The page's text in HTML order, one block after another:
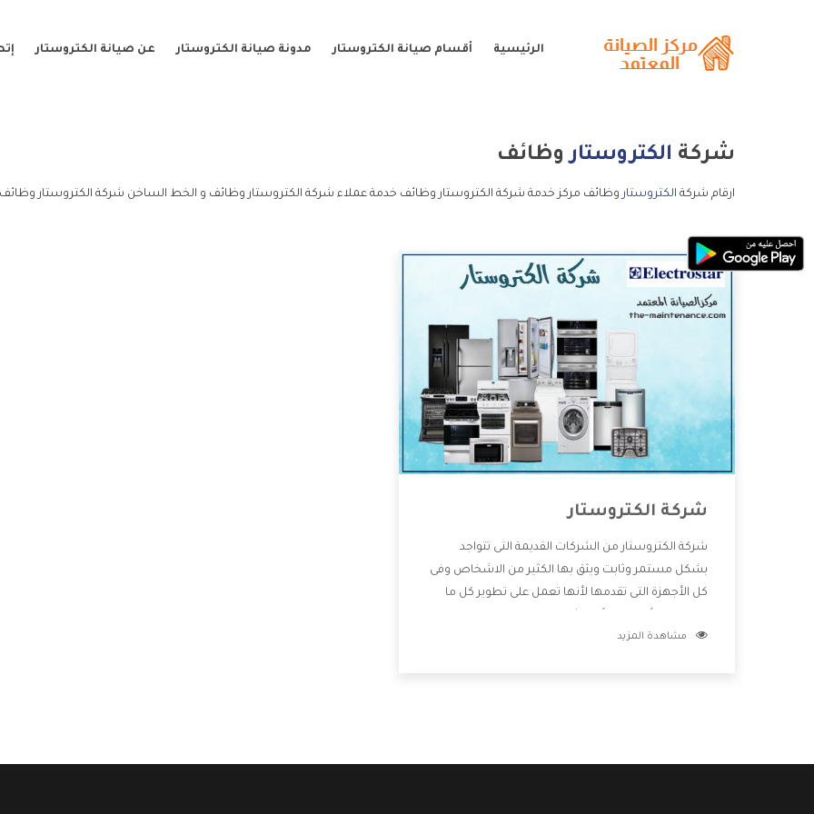
الرئيسية أقسام صيانة الكتروستار مدونة صيانة الكتروستار عن صيانة الكتروستار
شركة الكتروستاروظائف
ارقام شركة الكتروستار وظائف مركز خدمة شركة الكتروستار وظائف خدمة عملاء شركة الكتروستار وظائف و الخط الساخن شركة الكتروستار
شركة الكتروستار
شركة الكتروستار من الشركات القديمة التى تتواجد
بشكل مستمر وثابت ويثق بها الكثير من الاشخاص وفى
كل الأجهزة التى تقدمها لأنها تعمل على تطوير كل ما
أفضل خدمات ما بعد البيع مع المنتجات وتقدم للعملاء
مشاهدة المزيد